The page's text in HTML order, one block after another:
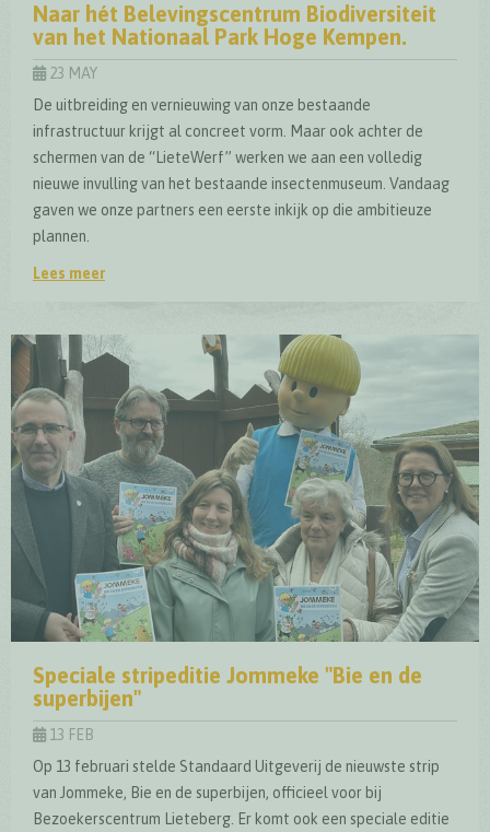
Naar hét Belevingscentrum Biodiversiteit
van het Nationaal Park Hoge Kempen.
23 MAY
De uitbreiding en vernieuwing van onze bestaande
infrastructuur krijgt al concreet vorm. Maar ook achter de
schermen van de “LieteWerf” werken we aan een volledig
nieuwe invulling van het bestaande insectenmuseum. Vandaag
gaven we onze partners een eerste inkijk op die ambitieuze
plannen.
Lees meer
Speciale stripeditie Jommeke "Bie en de
superbijen"
13 FEB
Op 13 februari stelde Standaard Uitgeverij de nieuwste strip
van Jommeke, Bie en de superbijen, officieel voor bij
Bezoekerscentrum Lieteberg. Er komt ook een speciale editie